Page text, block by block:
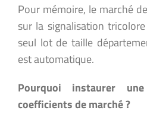
Pour mémoire, le marché
sur la signalisation
seul lot de taille
est automatique.
Pourquoi instaurer
coefficients de marché ?